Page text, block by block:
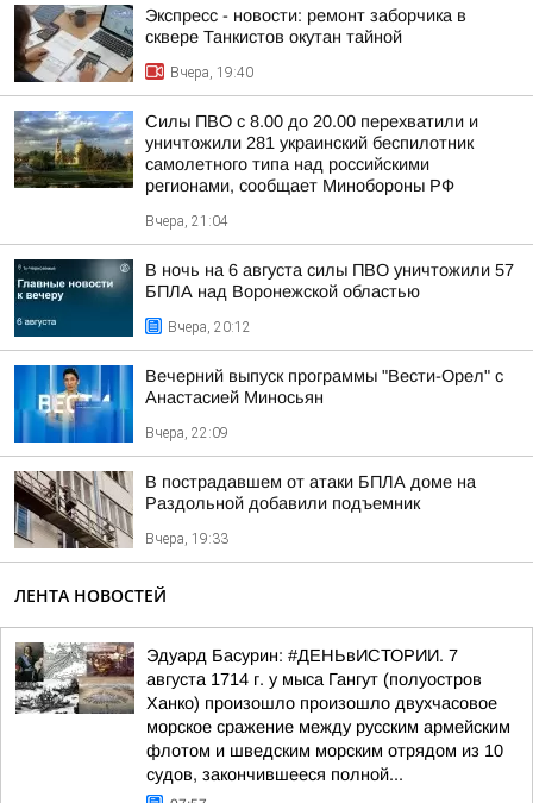
Экспресс - новости: ремонт заборчика в
сквере Танкистов окутан тайной
Вчера, 19:40
Силы ПВО с 8.00 до 20.00 перехватили и
уничтожили 281 украинский беспилотник
самолетного типа над российскими
регионами, сообщает Минобороны РФ
Вчера, 21:04
В ночь на 6 августа силы ПВО уничтожили 57
БПЛА над Воронежской областью
Вчера, 20:12
Вечерний выпуск программы "Вести-Орел" с
Анастасией Миносьян
Вчера, 22:09
В пострадавшем от атаки БПЛА доме на
Раздольной добавили подъемник
Вчера, 19:33
ЛЕНТА НОВОСТЕЙ
Эдуард Басурин: #ДЕНЬвИСТОРИИ. 7
августа 1714 г. у мыса Гангут (полуостров
Ханко) произошло произошло двухчасовое
морское сражение между русским армейским
флотом и шведским морским отрядом из 10
судов, закончившееся полной...